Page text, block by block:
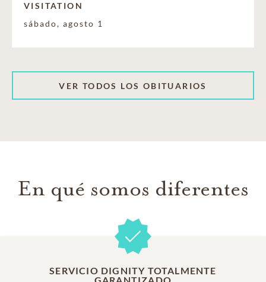
VISITATION
sábado, agosto 1
VER TODOS LOS OBITUARIOS
En qué somos diferentes
SERVICIO DIGNITY TOTALMENTE